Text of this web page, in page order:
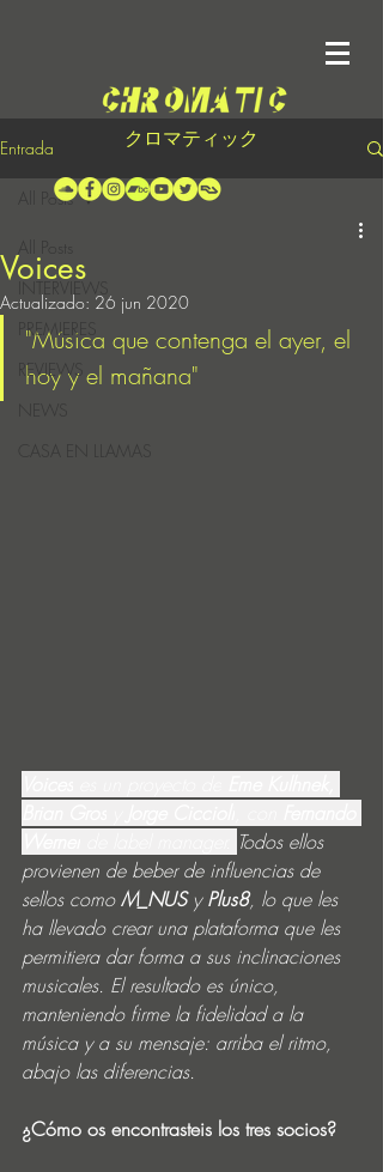
クロマティック
Entrada
INTERVIEWS
PREMIERES
REVIEWS
CASA EN LLAMAS
All Posts
Voices
Actualizado: 26 jun 2020
"Música que contenga el ayer, el
hoy y el mañana"
Todos ellos
provienen de beber de influencias de
sellos como M_NUS y Plus8, lo que les
ha llevado crear una plataforma que les
permitiera dar forma a sus inclinaciones
musicales. El resultado es único,
manteniendo firme la fidelidad a la
música y a su mensaje: arriba el ritmo,
abajo las diferencias.
¿Cómo os encontrasteis los tres socios?